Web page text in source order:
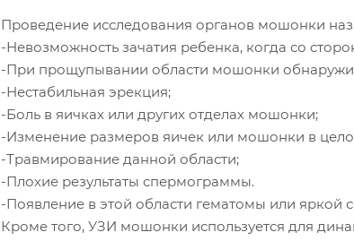
Проведение исследования органов мошонки
-Невозможность зачатия ребенка, когда со
-При прощупывании области мошонки
-Нестабильная эрекция;
-Боль в яичках или других отделах мошонки;
-Изменение размеров яичек или мошонки в
-Травмирование данной области;
-Плохие результаты спермограммы.
-Появление в этой области гематомы или яркой
Кроме того, УЗИ мошонки используется для